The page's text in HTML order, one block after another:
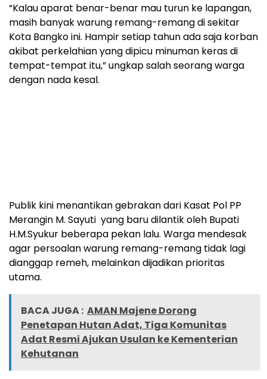
“Kalau aparat benar-benar mau turun ke lapangan,
masih banyak warung remang-remang di sekitar
Kota Bangko ini. Hampir setiap tahun ada saja korban
akibat perkelahian yang dipicu minuman keras di
tempat-tempat itu,” ungkap salah seorang warga
dengan nada kesal.
Publik kini menantikan gebrakan dari Kasat Pol PP
Merangin M. Sayuti yang baru dilantik oleh Bupati
H.M.Syukur beberapa pekan lalu. Warga mendesak
agar persoalan warung remang-remang tidak lagi
dianggap remeh, melainkan dijadikan prioritas
utama.
BACA JUGA : AMAN Majene Dorong
Penetapan Hutan Adat, Tiga Komunitas
Adat Resmi Ajukan Usulan ke Kementerian
Kehutanan